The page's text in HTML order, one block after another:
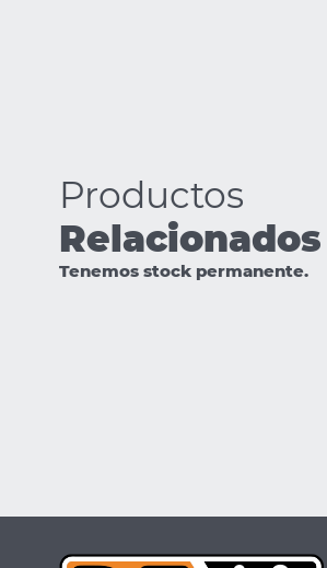
Productos
Relacionados
Tenemos stock permanente.
EB103-G